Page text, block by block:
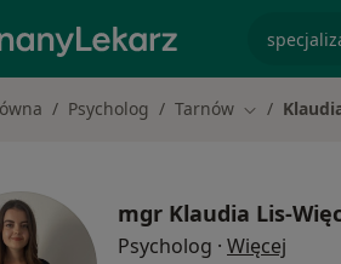
Psycholog Tarnów Zmień
mgr Klaudia Lis-
Psycholog · Więcej